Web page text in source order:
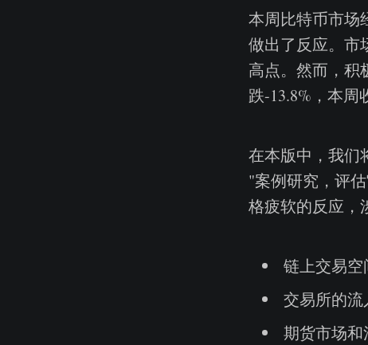
本周比特币市场
做出了反应。市
高点。然而，积
跌-13.8%，本周
在本版中，我们
"案例研究，评
格疲软的反应，
链上交易空
交易所的流
期货市场和